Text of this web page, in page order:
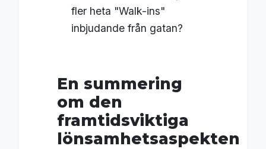
fler heta "Walk-ins"
inbjudande från gatan?
En summering
om den
framtidsviktiga
lönsamhetsaspekten